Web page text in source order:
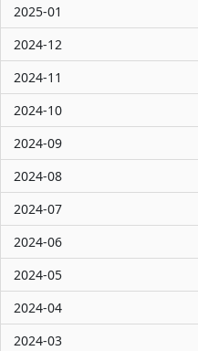
2025-01
2024-12
2024-11
2024-10
2024-09
2024-08
2024-07
2024-06
2024-05
2024-04
2024-03